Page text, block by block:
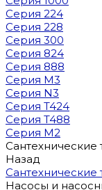
Серия 224
Серия 228
Серия 300
Серия 824
Серия 888
Серия M3
Серия N3
Серия T424
Серия T488
Серия М2
Сантехнические
Назад
Сантехнические
Насосы и